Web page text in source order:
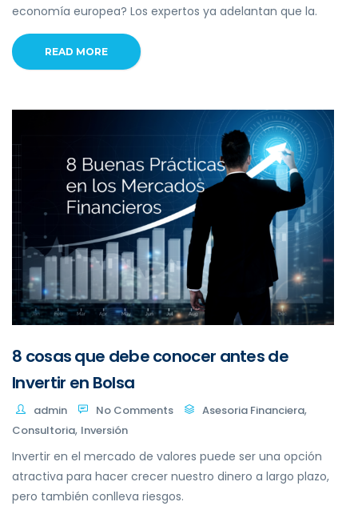
economía europea? Los expertos ya adelantan que la.
READ MORE
8 cosas que debe conocer antes de
Invertir en Bolsa
admin No Comments Asesoria Financiera,
Consultoria, Inversión
Invertir en el mercado de valores puede ser una opción
atractiva para hacer crecer nuestro dinero a largo plazo,
pero también conlleva riesgos.